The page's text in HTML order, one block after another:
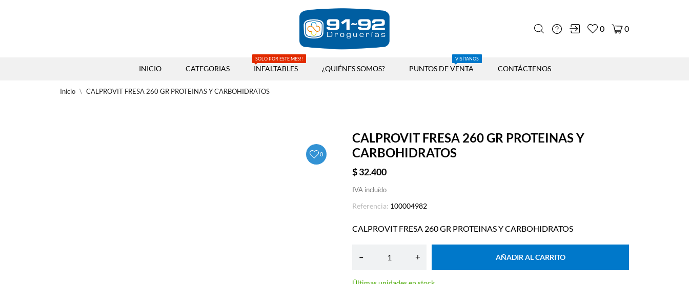
0 0
INICIO CATEGORIAS INFALTABLES
SOLO POR ESTE MES!!
¿QUIÉNES SOMOS? PUNTOS DE VENTA
VISÍTANOS
CONTÁCTENOS
Inicio CALPROVIT FRESA 260 GR PROTEINAS Y CARBOHIDRATOS
0
CALPROVIT FRESA 260 GR PROTEINAS Y
CARBOHIDRATOS
$ 32.400
IVA incluído
Referencia: 100004982
CALPROVIT FRESA 260 GR PROTEINAS Y CARBOHIDRATOS
– + AÑADIR AL CARRITO